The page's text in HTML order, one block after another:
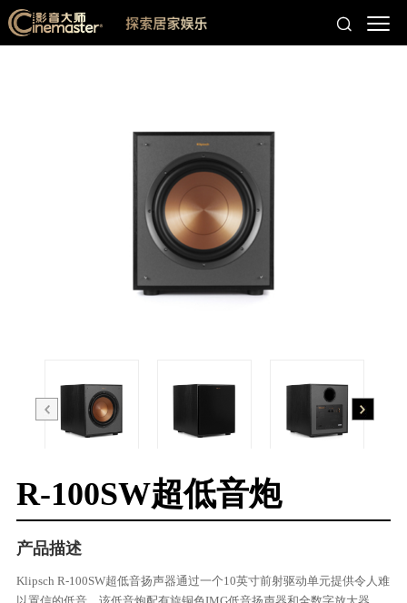
R-100SW超低音炮
产品描述
Klipsch R-100SW超低音扬声器通过一个10英寸前射驱动单元提供令人难